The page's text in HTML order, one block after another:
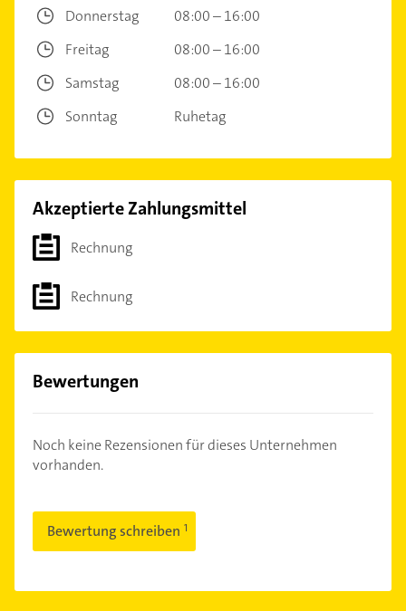
Donnerstag
08:00 – 16:00
Freitag
08:00 – 16:00
Samstag
08:00 – 16:00
Sonntag
Ruhetag
Akzeptierte Zahlungsmittel
Rechnung
Rechnung
Bewertungen
Noch keine Rezensionen für dieses Unternehmen
vorhanden.
Bewertung schreiben